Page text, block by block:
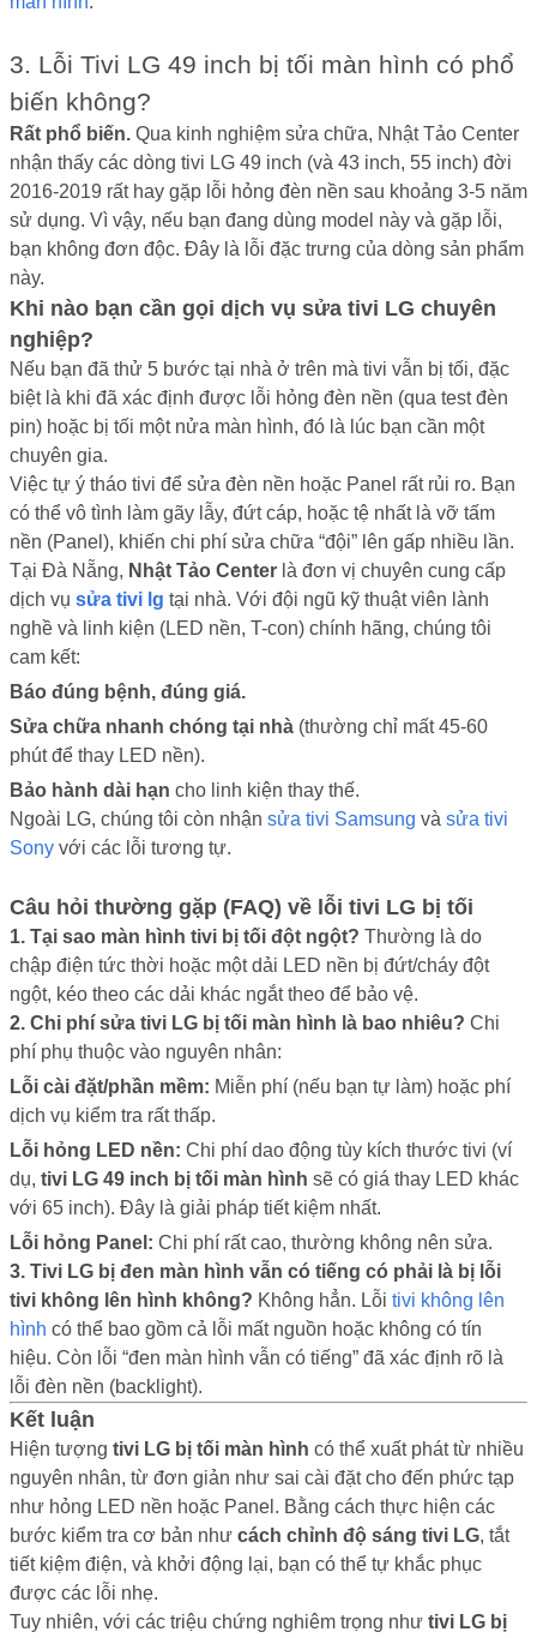
3. Lỗi Tivi LG 49 inch bị tối màn hình có phổ
biến không?
Rất phổ biến. Qua kinh nghiệm sửa chữa, Nhật Tảo Center
nhận thấy các dòng tivi LG 49 inch (và 43 inch, 55 inch) đời
2016-2019 rất hay gặp lỗi hỏng đèn nền sau khoảng 3-5 năm
sử dụng. Vì vậy, nếu bạn đang dùng model này và gặp lỗi,
bạn không đơn độc. Đây là lỗi đặc trưng của dòng sản phẩm
này.
Khi nào bạn cần gọi dịch vụ sửa tivi LG chuyên
nghiệp?
Nếu bạn đã thử 5 bước tại nhà ở trên mà tivi vẫn bị tối, đặc
biệt là khi đã xác định được lỗi hỏng đèn nền (qua test đèn
pin) hoặc bị tối một nửa màn hình, đó là lúc bạn cần một
chuyên gia.
Việc tự ý tháo tivi để sửa đèn nền hoặc Panel rất rủi ro. Bạn
có thể vô tình làm gãy lẫy, đứt cáp, hoặc tệ nhất là vỡ tấm
nền (Panel), khiến chi phí sửa chữa “đội” lên gấp nhiều lần.
Tại Đà Nẵng, Nhật Tảo Center là đơn vị chuyên cung cấp
dịch vụ sửa tivi lg tại nhà. Với đội ngũ kỹ thuật viên lành
nghề và linh kiện (LED nền, T-con) chính hãng, chúng tôi
cam kết:
Báo đúng bệnh, đúng giá.
Sửa chữa nhanh chóng tại nhà (thường chỉ mất 45-60
phút để thay LED nền).
Bảo hành dài hạn cho linh kiện thay thế.
Ngoài LG, chúng tôi còn nhận sửa tivi Samsung và sửa tivi
Sony với các lỗi tương tự.
Câu hỏi thường gặp (FAQ) về lỗi tivi LG bị tối
1. Tại sao màn hình tivi bị tối đột ngột? Thường là do
chập điện tức thời hoặc một dải LED nền bị đứt/cháy đột
ngột, kéo theo các dải khác ngắt theo để bảo vệ.
2. Chi phí sửa tivi LG bị tối màn hình là bao nhiêu? Chi
phí phụ thuộc vào nguyên nhân:
Lỗi cài đặt/phần mềm: Miễn phí (nếu bạn tự làm) hoặc phí
dịch vụ kiểm tra rất thấp.
Lỗi hỏng LED nền: Chi phí dao động tùy kích thước tivi (ví
dụ, tivi LG 49 inch bị tối màn hình sẽ có giá thay LED khác
với 65 inch). Đây là giải pháp tiết kiệm nhất.
Lỗi hỏng Panel: Chi phí rất cao, thường không nên sửa.
3. Tivi LG bị đen màn hình vẫn có tiếng có phải là bị lỗi
tivi không lên hình không? Không hẳn. Lỗi tivi không lên
hình có thể bao gồm cả lỗi mất nguồn hoặc không có tín
hiệu. Còn lỗi “đen màn hình vẫn có tiếng” đã xác định rõ là
lỗi đèn nền (backlight).
Kết luận
Hiện tượng tivi LG bị tối màn hình có thể xuất phát từ nhiều
nguyên nhân, từ đơn giản như sai cài đặt cho đến phức tạp
như hỏng LED nền hoặc Panel. Bằng cách thực hiện các
bước kiểm tra cơ bản như cách chỉnh độ sáng tivi LG, tắt
tiết kiệm điện, và khởi động lại, bạn có thể tự khắc phục
được các lỗi nhẹ.
Tuy nhiên, với các triệu chứng nghiêm trọng như tivi LG bị